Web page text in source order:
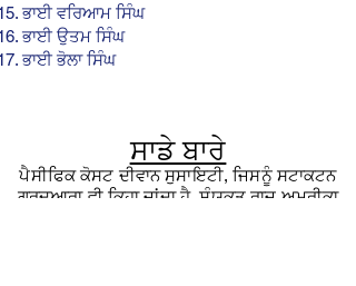
ਭਾਈ ਵਰਿਆਮ ਸਿੰਘ
ਭਾਈ ਉਤਮ ਸਿੰਘ
ਭਾਈ ਭੋਲਾ ਸਿੰਘ
ਸਾਡੇ ਬਾਰੇ
ਪੈਸੀਫਿਕ ਕੋਸਟ ਦੀਵਾਨ ਸੁਸਾਇਟੀ, ਜਿਸਨੂੰ ਸਟਾਕਟਨ
ਗੁਰਦੁਆਰਾ ਵੀ ਕਿਹਾ ਜਾਂਦਾ ਹੈ, ਸੰਯੁਕਤ ਰਾਜ ਅਮਰੀਕਾ